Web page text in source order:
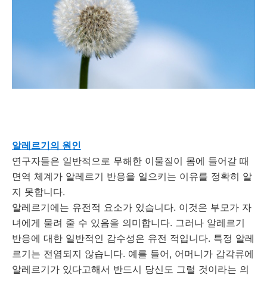
알레르기의 원인
연구자들은 일반적으로 무해한 이물질이 몸에 들어갈 때
면역 체계가 알레르기 반응을 일으키는 이유를 정확히 알
지 못합니다.
알레르기에는 유전적 요소가 있습니다. 이것은 부모가 자
녀에게 물려 줄 수 있음을 의미합니다. 그러나 알레르기
반응에 대한 일반적인 감수성은 유전 적입니다. 특정 알레
르기는 전염되지 않습니다. 예를 들어, 어머니가 갑각류에
알레르기가 있다고해서 반드시 당신도 그럴 것이라는 의